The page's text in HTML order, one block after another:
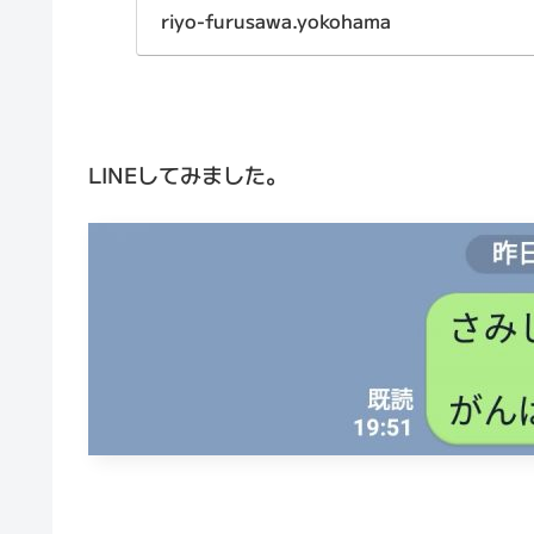
か？連絡先が何件か
riyo-furusawa.yokohama
LINEしてみました。